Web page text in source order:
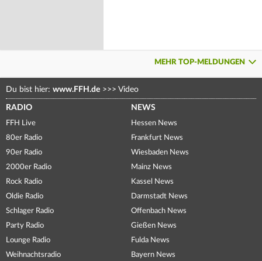
MEHR TOP-MELDUNGEN
Du bist hier: www.FFH.de >>> Video
RADIO
FFH Live
80er Radio
90er Radio
2000er Radio
Rock Radio
Oldie Radio
Schlager Radio
Party Radio
Lounge Radio
Weihnachtsradio
NEWS
Hessen News
Frankfurt News
Wiesbaden News
Mainz News
Kassel News
Darmstadt News
Offenbach News
Gießen News
Fulda News
Bayern News